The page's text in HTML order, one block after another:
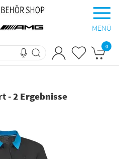
MENÜ
0
-2 Ergebnisse